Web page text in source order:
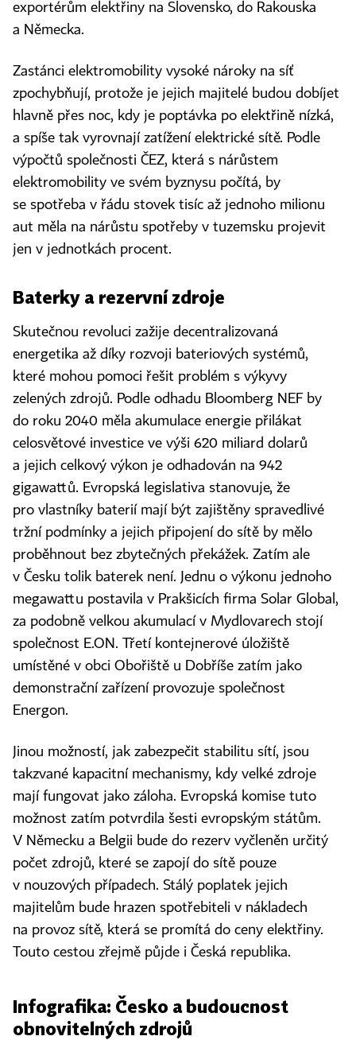
exportérům elektřiny na Slovensko, do Rakouska
a Německa.
Zastánci elektromobility vysoké nároky na síť
zpochybňují, protože je jejich majitelé budou dobíjet
hlavně přes noc, kdy je poptávka po elektřině nízká,
a spíše tak vyrovnají zatížení elektrické sítě. Podle
výpočtů společnosti ČEZ, která s nárůstem
elektromobility ve svém byznysu počítá, by
se spotřeba v řádu stovek tisíc až jednoho milionu
aut měla na nárůstu spotřeby v tuzemsku projevit
jen v jednotkách procent.
Baterky a rezervní zdroje
Skutečnou revoluci zažije decentralizovaná
energetika až díky rozvoji bateriových systémů,
které mohou pomoci řešit problém s výkyvy
zelených zdrojů. Podle odhadu Bloomberg NEF by
do roku 2040 měla akumulace energie přilákat
celosvětové investice ve výši 620 miliard dolarů
a jejich celkový výkon je odhadován na 942
gigawattů. Evropská legislativa stanovuje, že
pro vlastníky baterií mají být zajištěny spravedlivé
tržní podmínky a jejich připojení do sítě by mělo
proběhnout bez zbytečných překážek. Zatím ale
v Česku tolik baterek není. Jednu o výkonu jednoho
megawattu postavila v Prakšicích firma Solar Global,
za podobně velkou akumulací v Mydlovarech stojí
společnost E.ON. Třetí kontejnerové úložiště
umístěné v obci Obořiště u Dobříše zatím jako
demonstrační zařízení provozuje společnost
Energon.
Jinou možností, jak zabezpečit stabilitu sítí, jsou
takzvané kapacitní mechanismy, kdy velké zdroje
mají fungovat jako záloha. Evropská komise tuto
možnost zatím potvrdila šesti evropským státům.
V Německu a Belgii bude do rezerv vyčleněn určitý
počet zdrojů, které se zapojí do sítě pouze
v nouzových případech. Stálý poplatek jejich
majitelům bude hrazen spotřebiteli v nákladech
na provoz sítě, která se promítá do ceny elektřiny.
Touto cestou zřejmě půjde i Česká republika.
Infografika: Česko a budoucnost
obnovitelných zdrojů